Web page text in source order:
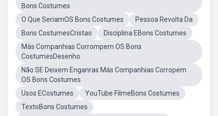
Bons Costumes
O Que SeriamOS Bons Costumes
Pessoa Revolta Da
Bons CostumesCristao
Disciplina EBons Costumes
Más Companhias Corrompem OS Bons
CostumesDesenho
Não SE Deixem Enganras Más Companhias Corropem
OS Bons Costumes
Usos ECostumes
YouTube FilmeBons Costumes
TextoBons Costumes